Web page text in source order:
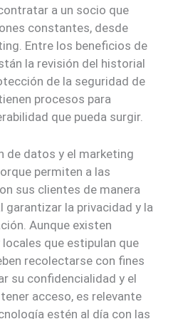
a un socio que
constantes, desde
Entre los beneficios de
la revisión del historial
de la seguridad de
procesos para
que pueda surgir.
de datos y el marketing
permiten a las
sus clientes de manera
garantizar la privacidad y la
Aunque existen
que estipulan que
recolectarse con fines
su confidencialidad y el
acceso, es relevante
estén al día con las